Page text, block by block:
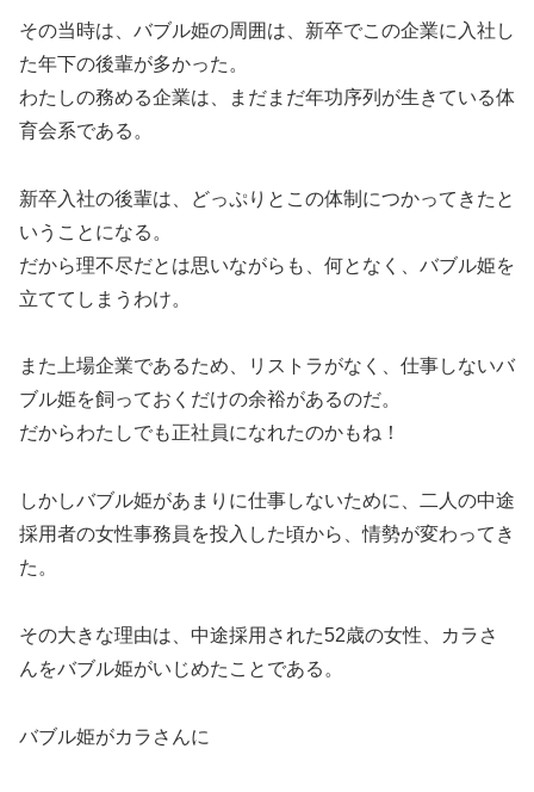
その当時は、バブル姫の周囲は、新卒でこの企業に入社し
た年下の後輩が多かった。
わたしの務める企業は、まだまだ年功序列が生きている体
育会系である。
新卒入社の後輩は、どっぷりとこの体制につかってきたと
いうことになる。
だから理不尽だとは思いながらも、何となく、バブル姫を
立ててしまうわけ。
また上場企業であるため、リストラがなく、仕事しないバ
ブル姫を飼っておくだけの余裕があるのだ。
だからわたしでも正社員になれたのかもね！
しかしバブル姫があまりに仕事しないために、二人の中途
採用者の女性事務員を投入した頃から、情勢が変わってき
た。
その大きな理由は、中途採用された52歳の女性、カラさ
んをバブル姫がいじめたことである。
バブル姫がカラさんに